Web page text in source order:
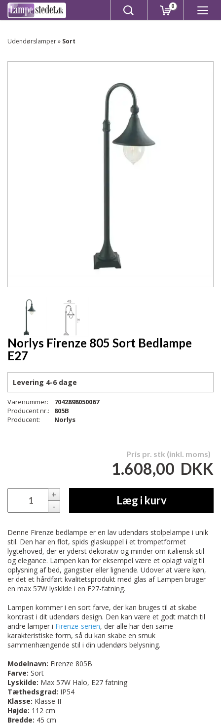
0
Udendørslamper» Sort
Norlys Firenze 805 Sort Bedlampe
E27
Levering 4-6 dage
Varenummer:
7042898050067
Producent nr.:
805B
Producent:
Norlys
Pris pr. stk (inkl. moms)
1.608,00 DKK
+
-
Læg i kurv
Denne Firenze bedlampe er en lav udendørs stolpelampe i unik
stil. Den har en flot, spids glaskuppel i et trompetformet
lygtehoved, der er yderst dekorativ og minder om italiensk stil
og elegance. Lampen kan for eksempel være et oplagt valg til
oplysning af bed, gangstier eller lignende. Udover at være køn,
er det et hårdført kvalitetsprodukt med glas af Lampen bruger
en max 57W lyskilde i en E27-fatning.
Lampen kommer i en sort farve, der kan bruges til at skabe
kontrast i dit udendørs design. Den kan være et godt match til
andre lamper i Firenze-serien, der alle har den same
karakteristiske form, så du kan skabe en smuk
sammenhængende stil i din udendørs belysning.
Modelnavn: Firenze 805B
Farve: Sort
Lyskilde: Max 57W Halo, E27 fatning
Tæthedsgrad: IP54
Klasse: Klasse II
Højde: 112 cm
Bredde: 45 cm